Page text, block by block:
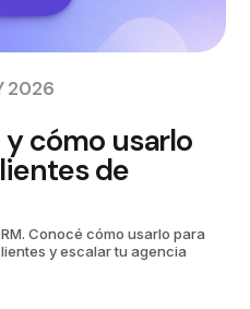
2026
y cómo usarlo
de
Conocé cómo usarlo para
y escalar tu agencia